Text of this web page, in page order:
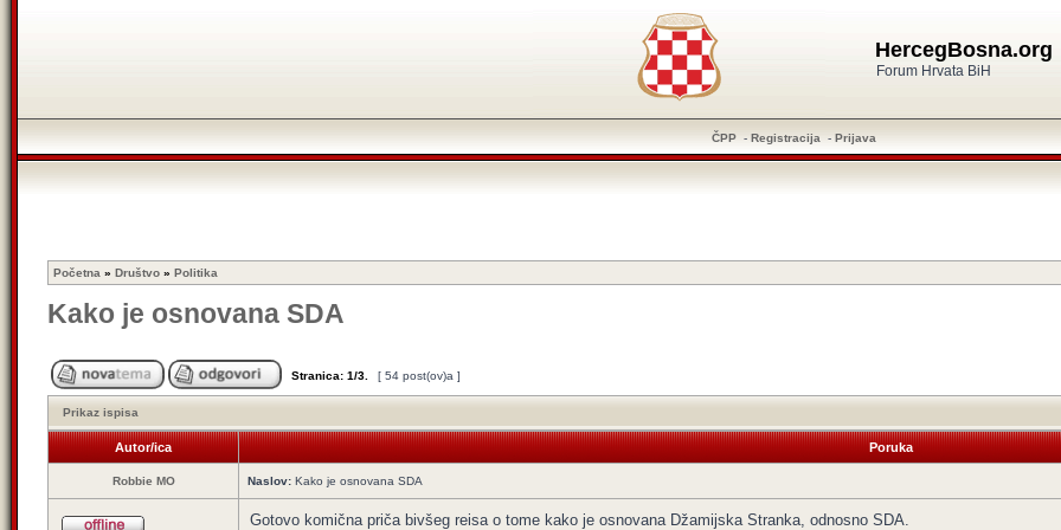
HercegBosna.org
Forum Hrvata BiH
ČPP - Registracija - Prijava
Početna » Društvo » Politika
Kako je osnovana SDA
Stranica: 1/3 [ 54 post(ov)a ]
Prikaz ispisa
Autor/ica Poruka
Robbie MO Naslov: Kako je osnovana SDA
Gotovo komična priča bivšeg reisa o tome kako je osnovana Džamijska Stranka, odnosno SDA.